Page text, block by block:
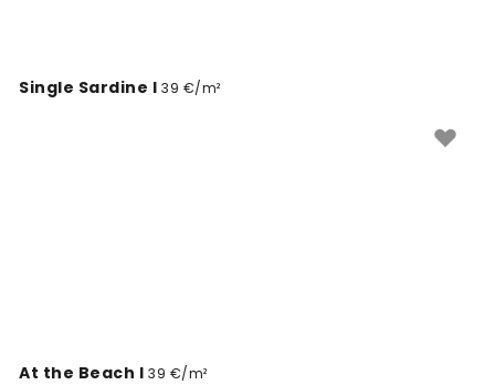
Single Sardine I 39 €/m²
At the Beach I 39 €/m²